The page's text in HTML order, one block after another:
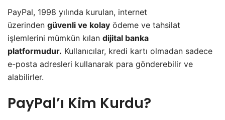
PayPal, 1998 yılında kurulan, internet
üzerinden güvenli ve kolay ödeme ve tahsilat
işlemlerini mümkün kılan dijital banka
platformudur. Kullanıcılar, kredi kartı olmadan sadece
e-posta adresleri kullanarak para gönderebilir ve
alabilirler.
PayPal’ı Kim Kurdu?